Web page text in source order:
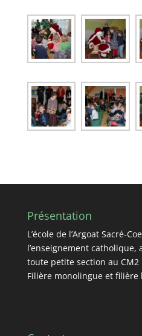
Présentation
L’école de l’Argoat Sacré-
l’enseignement catholique,
toute petite section au CM2
Filière monolingue et